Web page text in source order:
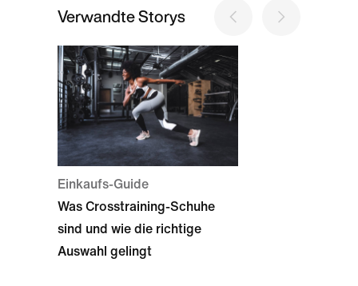
Verwandte Storys
Einkaufs-Guide
Was Crosstraining-Schuhe
sind und wie die richtige
Auswahl gelingt